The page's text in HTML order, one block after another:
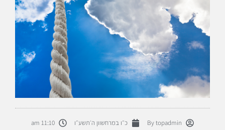
Bytopadmin כ״ו במרחשוון ה׳תשע״ו
11:10 am